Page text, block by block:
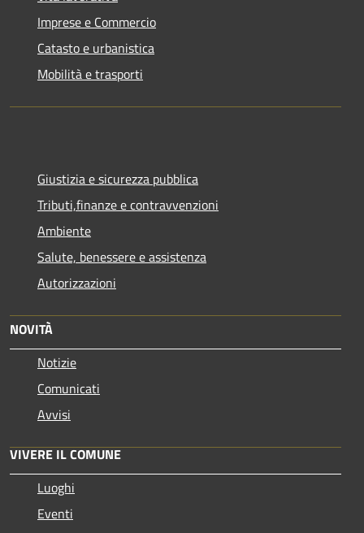
Imprese e Commercio
Catasto e urbanistica
Mobilità e trasporti
Giustizia e sicurezza pubblica
Tributi,finanze e contravvenzioni
Ambiente
Salute, benessere e assistenza
Autorizzazioni
NOVITÀ
Notizie
Comunicati
Avvisi
VIVERE IL COMUNE
Luoghi
Eventi